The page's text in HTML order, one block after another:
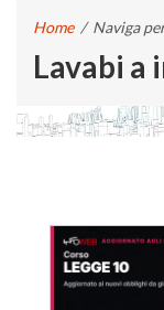
Home / Naviga
Lavabi a